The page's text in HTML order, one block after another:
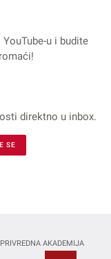
YouTube-u i budite
direktno u inbox.
AKADEMIJA